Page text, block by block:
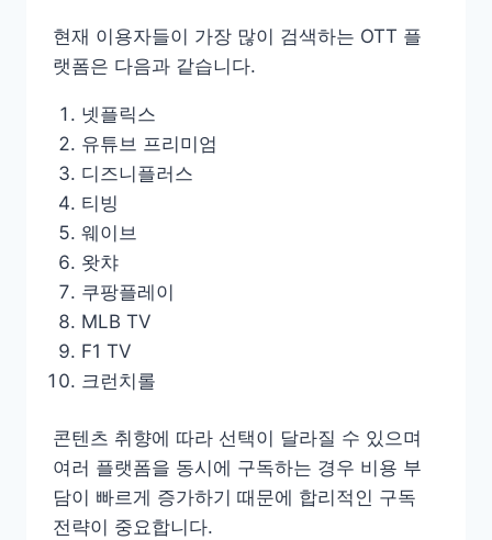
현재 이용자들이 가장 많이 검색하는 OTT 플
랫폼은 다음과 같습니다.
넷플릭스
유튜브 프리미엄
디즈니플러스
티빙
웨이브
왓챠
쿠팡플레이
MLB TV
F1 TV
크런치롤
콘텐츠 취향에 따라 선택이 달라질 수 있으며
여러 플랫폼을 동시에 구독하는 경우 비용 부
담이 빠르게 증가하기 때문에 합리적인 구독
전략이 중요합니다.